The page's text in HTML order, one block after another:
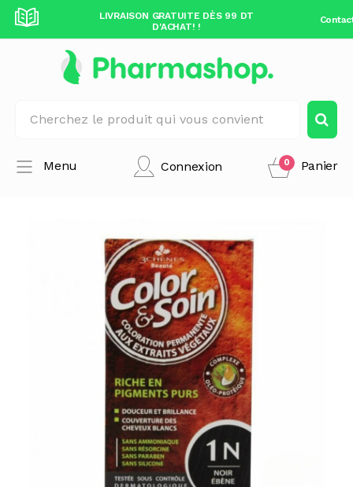
99 DT
LIVRAISON GRATUITE DÈS 99 DT
D'ACHAT! !
Connexion Panier
0
Menu